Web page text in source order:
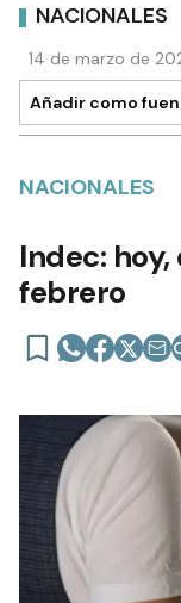
NACIONALES
14 de marzo de
Añadir como
NACIONALES
Indec:
febrero